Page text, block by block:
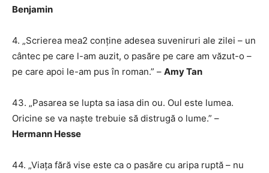
Benjamin
4. „Scrierea mea2 conține adesea suveniruri ale zilei – un
cântec pe care l-am auzit, o pasăre pe care am văzut-o –
pe care apoi le-am pus în roman.” – Amy Tan
43. „Pasarea se lupta sa iasa din ou. Oul este lumea.
Oricine se va naște trebuie să distrugă o lume.” –
Hermann Hesse
44. „Viața fără vise este ca o pasăre cu aripa ruptă – nu